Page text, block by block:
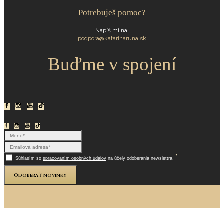
Potrebuješ pomoc?
Napíš mi na
podpora@katarinaruna.sk
Buďme v spojení
Súhlasím so spracovaním osobných údajov na účely odoberania newslettra. *
Odoberať novinky